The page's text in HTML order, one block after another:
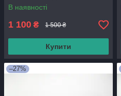
В наявності
1 100 ₴ 1 500 ₴
Купити
–27%